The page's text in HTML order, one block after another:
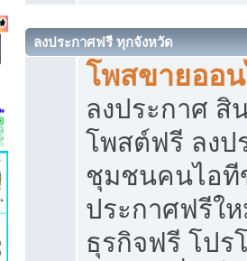
ลงประกาศฟรี ทุกจังหวัด
โพสขายออ
ลงประกาศ สิ
โพสต์ฟรี ลงป
ชุมชนคนไอที
ประกาศฟรีใ
ธุรกิจฟรี โป